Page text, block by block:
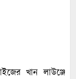
খান লাউঞ্জে